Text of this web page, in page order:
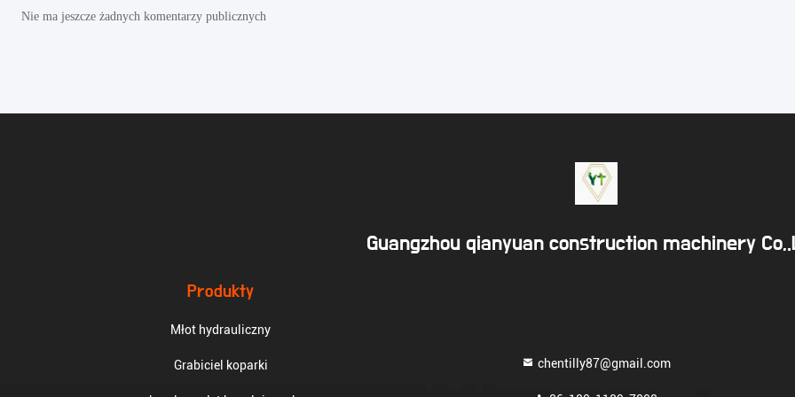
Nie ma jeszcze żadnych komentarzy publicznych
Guangzhou qianyuan construction machinery
Produkty
Młot hydrauliczny
Grabiciel koparki chentilly87@gmail.com